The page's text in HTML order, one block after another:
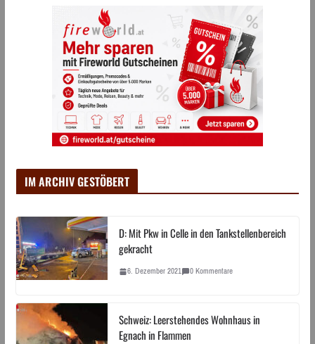
IM ARCHIV GESTÖBERT
D: Mit Pkw in Celle in den Tankstellenbereich
gekracht
6. Dezember 2021 0 Kommentare
Schweiz: Leerstehendes Wohnhaus in
Egnach in Flammen